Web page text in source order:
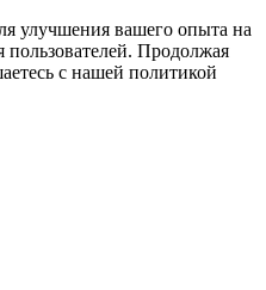
улучшения вашего опыта на
пользователей. Продолжая
с нашей политикой